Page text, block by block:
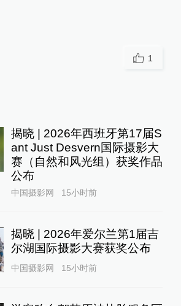
1
揭晓 | 2026年西班牙第17届S
ant Just Desvern国际摄影大
赛（自然和风光组）获奖作品
公布
中国摄影网 15小时前
揭晓 | 2026年爱尔兰第1届吉
尔湖国际摄影大赛获奖公布
中国摄影网 15小时前